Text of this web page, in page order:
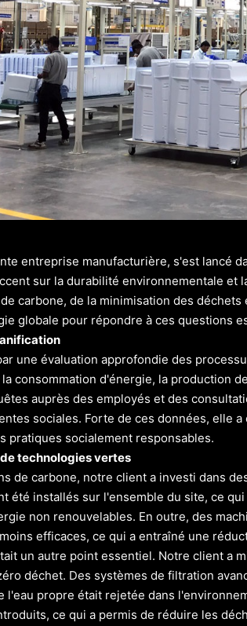
entreprise manufacturière, s'est lancé
sur la durabilité environnementale et
carbone, de la minimisation des
globale pour répondre à ces questions
une évaluation approfondie des
consommation d'énergie, la production
auprès des employés et des
sociales. Forte de ces données, elle
pratiques socialement responsables.
technologies vertes
de carbone, notre client a investi dans
été installés sur l'ensemble du site, ce
non renouvelables. En outre, des
efficaces, ce qui a entraîné une
un autre point essentiel. Notre client a
déchet. Des systèmes de filtration
l'eau propre était rejetée dans
ce qui a permis de réduire les